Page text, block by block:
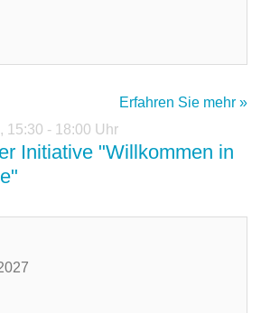
Erfahren Sie mehr »
, 15:30 - 18:00 Uhr
Initiative "Willkommen in